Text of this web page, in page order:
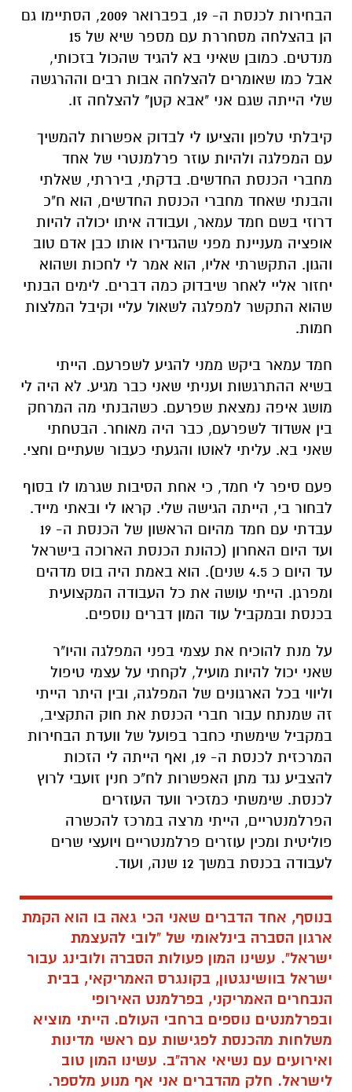
הבחירות לכנסת ה- 19, בפברואר 2009, הסתיימו גם
הן בהצלחה מסחררת עם מספר שיא של 15
מנדטים. כמובן שאיני בא להגיד שהכול בזכותי,
אבל כמו שאומרים להצלחה אבות רבים וההרגשה
שלי הייתה שגם אני "אבא קטן" להצלחה זו.
קיבלתי טלפון והציעו לי לבדוק אפשרות להמשיך
עם המפלגה ולהיות עוזר פרלמנטרי של אחד
מחברי הכנסת החדשים. בדקתי, ביררתי, שאלתי
והבנתי שאחד מחברי הכנסת החדשים, הוא ח"כ
דרוזי בשם חמד עמאר, ועבודה איתו יכולה להיות
אופציה מעניינת מפני שהגדירו אותו כבן אדם טוב
והגון. התקשרתי אליו, הוא אמר לי לחכות ושהוא
יחזור אליי לאחר שיבדוק כמה דברים. לימים הבנתי
שהוא התקשר למפלגה לשאול עליי וקיבל המלצות
חמות.
חמד עמאר ביקש ממני להגיע לשפרעם. הייתי
בשיא ההתרגשות ועניתי שאני כבר מגיע. לא היה לי
מושג איפה נמצאת שפרעם. כשהבנתי מה המרחק
בין אשדוד לשפרעם, כבר היה מאוחר. הבטחתי
שאני בא. עליתי לאוטו והגעתי כעבור שעתיים וחצי.
פעם סיפר לי חמד, כי אחת הסיבות שגרמו לו בסוף
לבחור בי, הייתה הגישה שלי. קראו לי ובאתי מייד.
עבדתי עם חמד מהיום הראשון של הכנסת ה- 19
ועד היום האחרון (כהונת הכנסת הארוכה בישראל
עד היום כ 4.5 שנים). הוא באמת היה בוס מדהים
ומפרגן. הייתי עושה את כל העבודה המקצועית
בכנסת ובמקביל עוד המון דברים נוספים.
על מנת להוכיח את עצמי בפני המפלגה והיו"ר
שאני יכול להיות מועיל, לקחתי על עצמי טיפול
וליווי בכל הארגונים של המפלגה, ובין היתר הייתי
זה שמנתח עבור חברי הכנסת את חוק התקציב,
במקביל שימשתי כחבר בפועל של וועדת הבחירות
המרכזית לכנסת ה- 19, ואף הייתה לי הזכות
להצביע נגד מתן האפשרות לח"כ חנין זועבי לרוץ
לכנסת. שימשתי כמזכיר וועד העוזרים
הפרלמנטריים, הייתי מרצה במרכז להכשרה
פוליטית ומכין עוזרים פרלמנטריים ויועצי שרים
לעבודה בכנסת במשך 12 שנה, ועוד.
בנוסף, אחד הדברים שאני הכי גאה בו הוא הקמת
ארגון הסברה בינלאומי של "לובי להעצמת
ישראל". עשינו המון פעולות הסברה ולובינג עבור
ישראל בוושינגטון, בקונגרס האמריקאי, בבית
הנבחרים האמריקני, בפרלמנט האירופי
ובפרלמנטים נוספים ברחבי העולם. הייתי מוציא
משלחות מהכנסת לפגישות עם ראשי מדינות
ואירועים עם נשיאי ארה"ב. עשינו המון טוב
לישראל. חלק מהדברים אני אף מנוע מלספר.